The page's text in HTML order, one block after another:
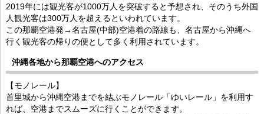
2019年には観光客が1000万人を突破すると予想され、そのうち外国
人観光客は300万人を超えるといわれています。
この那覇空港発→名古屋(中部)空港着の路線も、名古屋から沖縄へ
行く観光客の帰りの便として多く利用されています。
沖縄各地から那覇空港へのアクセス
【モノレール】
首里城から沖縄空港までを結ぶモノレール「ゆいレール」を利用す
れば、空港までスムーズに行くことができます。